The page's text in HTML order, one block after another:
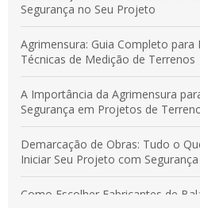
Segurança no Seu Projeto
Agrimensura: Guia Completo para
Técnicas de Medição de Terrenos
A Importância da Agrimensura
Segurança em Projetos de
Demarcação de Obras: Tudo o
Iniciar Seu Projeto com Segurança
Como Escolher Fabricantes de